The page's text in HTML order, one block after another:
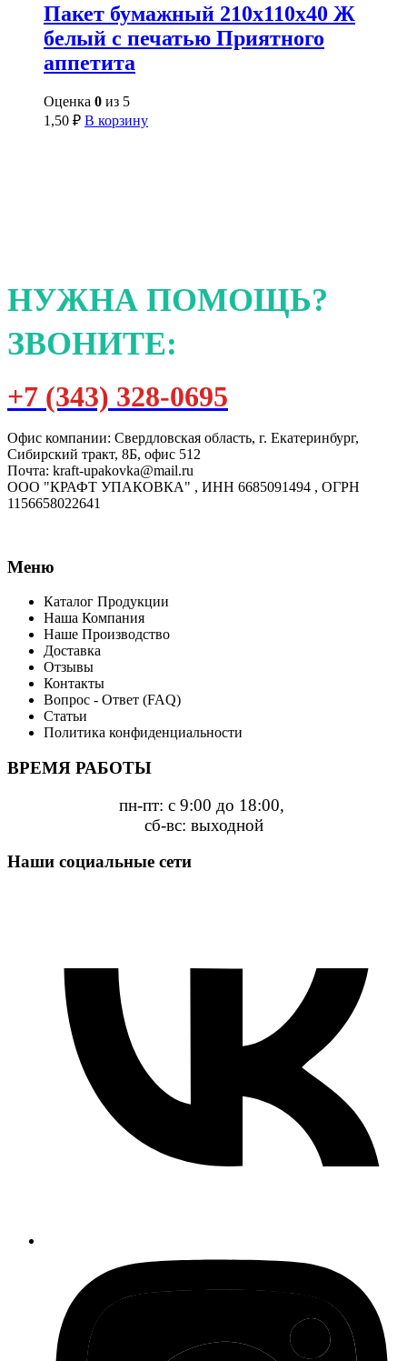
Пакет бумажный 210х110х40 Ж
белый с печатью Приятного
аппетита
Оценка 0 из 5
1,50 ₽ В корзину
НУЖНА ПОМОЩЬ?
ЗВОНИТЕ:
+7 (343) 328-0695
Офис компании: Свердловская область, г. Екатеринбург,
Сибирский тракт, 8Б, офис 512
Почта: kraft-upakovka@mail.ru
ООО "КРАФТ УПАКОВКА" , ИНН 6685091494 , ОГРН
1156658022641
Меню
Каталог Продукции
Наша Компания
Наше Производство
Доставка
Отзывы
Контакты
Вопрос - Ответ (FAQ)
Статьи
Политика конфиденциальности
ВРЕМЯ РАБОТЫ
пн-пт: с 9:00 до 18:00,
сб-вс: выходной
Наши социальные сети